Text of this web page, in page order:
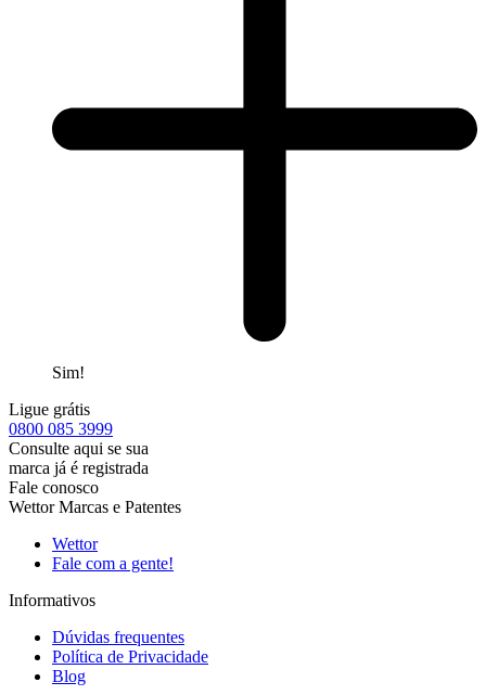
Sim!
Ligue grátis
0800 085 3999
Consulte aqui se sua
marca já é registrada
Fale conosco
Wettor Marcas e Patentes
Wettor
Fale com a gente!
Informativos
Dúvidas frequentes
Política de Privacidade
Blog